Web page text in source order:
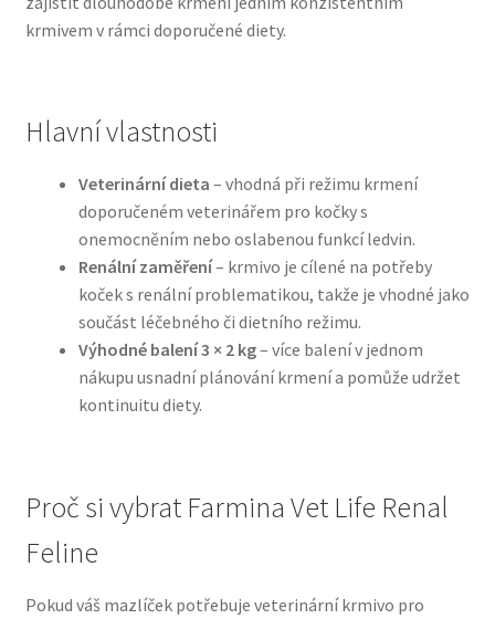
Natural Trainer pro psy — Italské krmivo s
Happy Dog — Německá kvalita a přirozené složení
Hill’s pro psy
Hračky pro psy
Konzervy a kapsičky pro psy
N&D Farmina pro psy — Italské holistic krmivo
Pelíšky pro psy
Ortopedické pelíšky
krmivem v rámci doporučené diety.
Hlavní vlastnosti
Veterinární dieta – vhodná při režimu krmení
doporučeném veterinářem pro kočky s
onemocněním nebo oslabenou funkcí ledvin.
Renální zaměření– krmivo je cílené na potřeby
koček s renální problematikou, takže je vhodné jako
součást léčebného či dietního režimu.
Výhodné balení 3 × 2 kg– více balení v jednom
nákupu usnadní plánování krmení a pomůže udržet
kontinuitu diety.
Proč si vybrat Farmina Vet Life Renal
Feline
Pokud váš mazlíček potřebuje veterinární krmivo pro